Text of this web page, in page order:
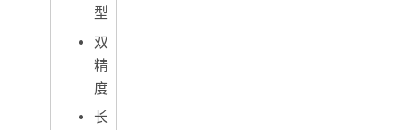
型
双
精
度
长